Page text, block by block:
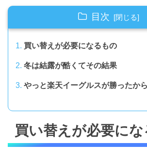
目次
買い替えが必要になるもの
冬は結露が酷くてその結果
やっと楽天イーグルスが勝ったか
買い替えが必要に